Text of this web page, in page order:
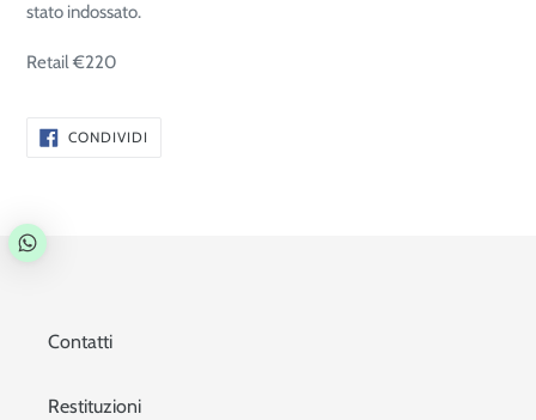
stato indossato.
Retail €220
CONDIVIDI
Contatti
Restituzioni